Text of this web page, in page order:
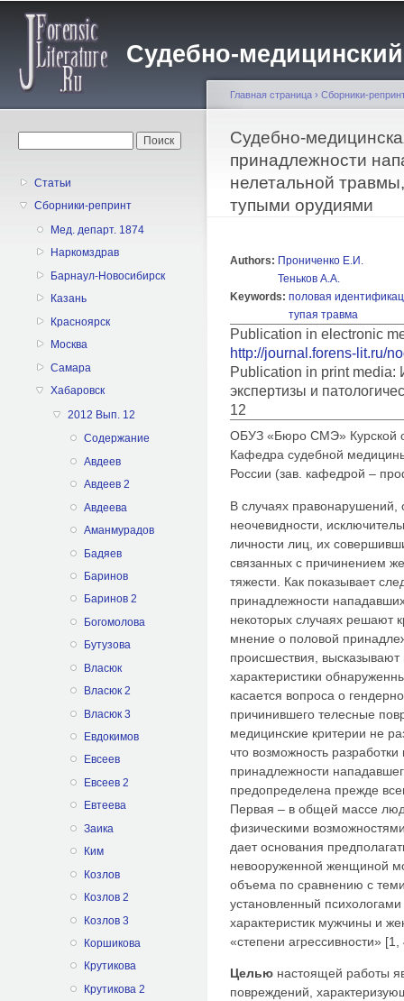
Судебно-
Статьи
Сборники-репринт
Мед. департ. 1874
Наркомздрав
Барнаул-Новосибирск
Казань
Красноярск
Москва
Самара
Хабаровск
2012 Вып. 12
Содержание
Авдеев
Авдеев 2
Авдеева
Аманмурадов
Бадяев
Баринов
Баринов 2
Богомолова
Бутузова
Власюк
Власюк 2
Власюк 3
Евдокимов
Евсеев
Евсеев 2
Евтеева
Заика
Ким
Козлов
Козлов 2
Козлов 3
Коршикова
Крутикова
Крутикова 2
Вы здесь
Главная страница › Сборники-
Судебно-
принадлежности
нелетальной
тупыми орудиями
Authors: Прониченко Е.И.
Теньков А.А.
Keywords: половая
тупая травма
Publication in electronic
http://journal.forens-lit.ru/
Publication in print
экспертизы и
12
ОБУЗ «Бюро СМЭ» Курской
Кафедра судебной
России (зав. кафедрой –
В случаях правонарушений,
неочевидности,
личности лиц, их
связанных с причинением
тяжести. Как показывает
принадлежности
некоторых случаях решают
мнение о половой
происшествия,
характеристики
касается вопроса о
причинившего телесные
медицинские критерии не
что возможность
принадлежности
предопределена прежде
Первая – в общей массе
физическими
дает основания
невооруженной женщиной
объема по сравнению с
установленный
характеристик мужчины и
«степени агрессивности»
Целью настоящей работы
повреждений,